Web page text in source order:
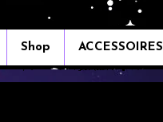
Shop ACCESSOIRES